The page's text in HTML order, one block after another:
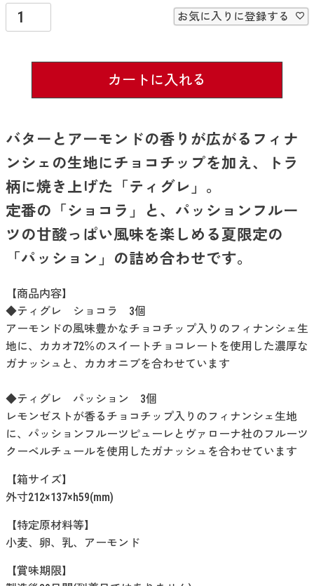
お気に入りに登録する
カートに入れる
バターとアーモンドの香りが広がるフィナ
ンシェの生地にチョコチップを加え、トラ
柄に焼き上げた「ティグレ」。
定番の「ショコラ」と、パッションフルー
ツの甘酸っぱい風味を楽しめる夏限定の
「パッション」の詰め合わせです。
【商品内容】
◆ティグレ ショコラ 3個
アーモンドの風味豊かなチョコチップ入りのフィナンシェ生
地に、カカオ72％のスイートチョコレートを使用した濃厚な
ガナッシュと、カカオニブを合わせています
◆ティグレ パッション 3個
レモンゼストが香るチョコチップ入りのフィナンシェ生地
に、パッションフルーツピューレとヴァローナ社のフルーツ
クーベルチュールを使用したガナッシュを合わせています
【箱サイズ】
外寸212×137×h59(mm)
【特定原材料等】
小麦、卵、乳、アーモンド
【賞味期限】